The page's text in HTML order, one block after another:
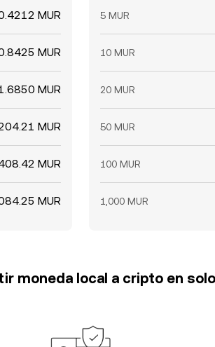
MUR
MUR
MUR
MUR
MUR
MUR
5 MUR
10 MUR
20 MUR
50 MUR
100 MUR
1,000 MUR
moneda local a cripto en